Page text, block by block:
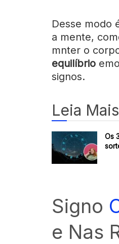
Desse modo
a mente,
mnter o
equilíbrio
signos.
Leia Mais
Os
Signo
e Nas